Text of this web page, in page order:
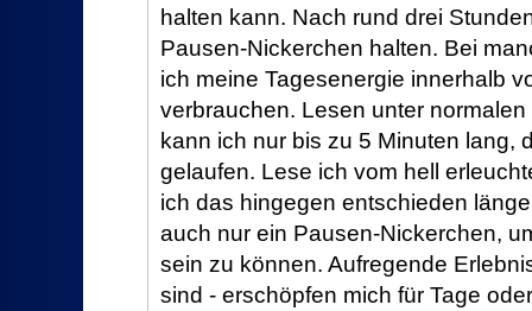
halten kann. Nach rund drei
Pausen-Nickerchen halten. Bei
ich meine Tagesenergie innerhalb
verbrauchen. Lesen unter
kann ich nur bis zu 5 Minuten lang,
gelaufen. Lese ich vom hell
ich das hingegen entschieden
auch nur ein Pausen-Nickerchen,
sein zu können. Aufregende
sind - erschöpfen mich für Tage